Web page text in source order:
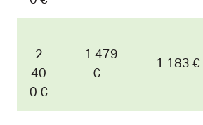
2
40
0 €
1 479
€
1 183 €